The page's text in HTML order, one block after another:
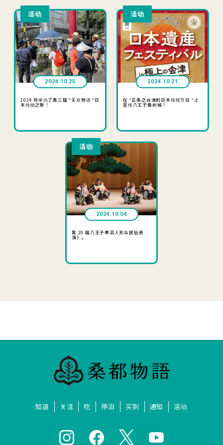
活动
2024.10.25
2024 年举办了第三届 “关东物语 “日
本传统之旅！
活动
2024.10.21
在 “五条之会津的日本传统节日 “上
宣传八王子桑树城！
活动
2024.10.04
第 20 届八王子栗沼人形与民俗表
演》。
知道 关注 吃 停泊 买到 通知 活动